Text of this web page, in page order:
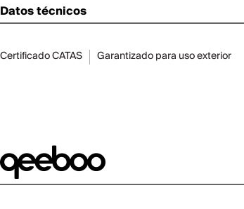
Datos técnicos
Certificado CATAS Garantizado para uso exterior